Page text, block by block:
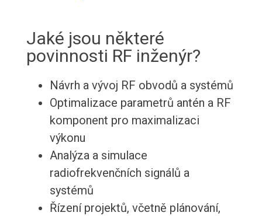
Jaké jsou některé
povinnosti RF inženýr?
Návrh a vývoj RF obvodů a systémů
Optimalizace parametrů antén a RF
komponent pro maximalizaci
výkonu
Analýza a simulace
radiofrekvenčních signálů a
systémů
Řízení projektů, včetně plánování,